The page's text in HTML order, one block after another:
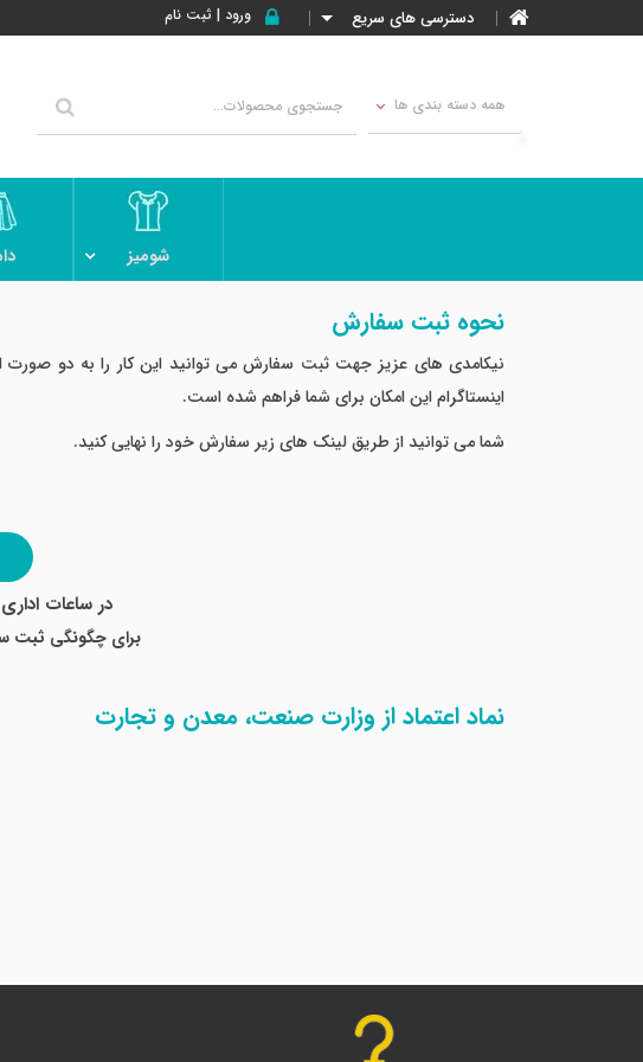
دسترسی های سریع ورود | ثبت نام
همه دسته بندی ها
شومیز
نحوه ثبت سفارش
نیکامدی های عزیز جهت ثبت سفارش می توانید این کار را به دو
اینستاگرام این امکان برای شما فراهم شده است.
شما می توانید از طریق لینک های زیر سفارش خود را نهایی کنید.
در ساعات اداری از 8 الی 16 با شماره 09052557012 تماس
برای چگونگی ثبت
نماد اعتماد از وزارت صنعت، معدن و تجارت